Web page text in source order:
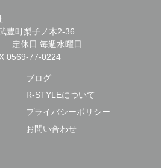
豊町梨子ノ木2-36
定休日 毎週水曜日
0569-77-0224
ブログ
R-STYLEについて
プライバシーポリシー
お問い合わせ